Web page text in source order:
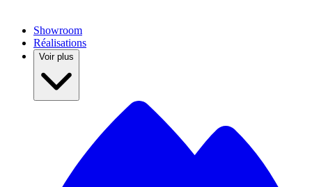
Showroom
Réalisations
Voir plus